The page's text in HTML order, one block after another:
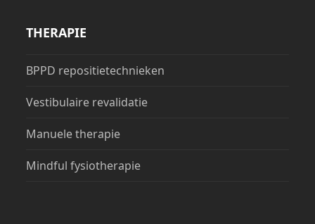
THERAPIE
BPPD repositietechnieken
Vestibulaire revalidatie
Manuele therapie
Mindful fysiotherapie